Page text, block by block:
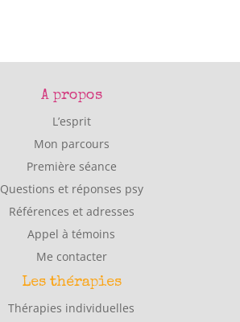
A propos
L’esprit
Mon parcours
Première séance
Questions et réponses psy
Références et adresses
Appel à témoins
Me contacter
Les thérapies
Thérapies individuelles